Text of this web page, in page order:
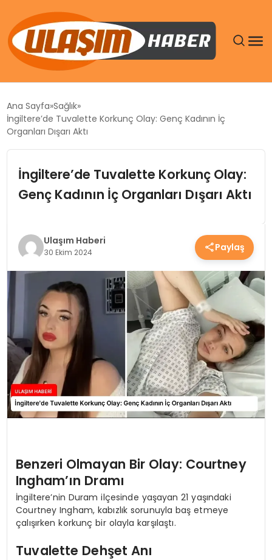
SIYASET
EKONOMI
TEKNOLOJI
SAĞLIK
YAŞAM
Ana Sayfa Sağlık
İngiltere’de Tuvalette Korkunç Olay: Genç Kadının İç
Organları Dışarı Aktı
İngiltere’de Tuvalette Korkunç Olay:
Genç Kadının İç Organları Dışarı Aktı
Ulaşım Haberi
30 Ekim 2024 Paylaş
Benzeri Olmayan Bir Olay: Courtney
Ingham’ın Dramı
İngiltere’nin Duram ilçesinde yaşayan 21 yaşındaki
Courtney Ingham, kabızlık sorunuyla baş etmeye
çalışırken korkunç bir olayla karşılaştı.
Tuvalette Dehşet Anı